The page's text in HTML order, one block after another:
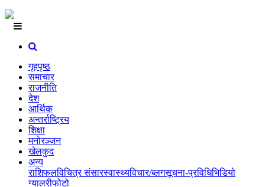
गृहपृष्ठ
समाचार
राजनीति
देश
आर्थिक
अन्तर्राष्ट्रिय
शिक्षा
मनोरञ्जन
खेलकुद
अन्य
राशिफलविचित्र संसारस्वास्थ्यविचार/ब्लगसूचना-प्रविधिभिडियो
ग्यालरीफोटो